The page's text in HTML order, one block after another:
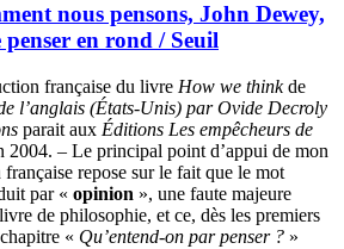
nous pensons, John Dewey,
penser en rond / Seuil
française du livre How we thinkde
l’anglais (États-Unis) par Ovide Decroly
parait aux Éditions Les empêcheurs de
2004. – Le principal point d’appui de mon
repose sur le fait que le mot
par « opinion », une faute majeure
de philosophie, et ce, dès les premiers
« Qu’entend-on par penser ? »